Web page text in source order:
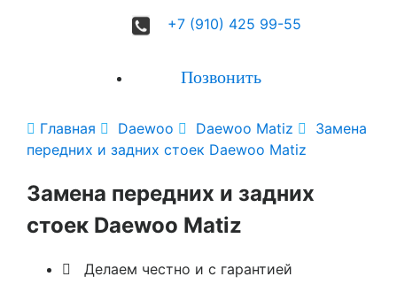
+7 (910) 425 99-55
Позвонить
 Главная  Daewoo  Daewoo Matiz 
Замена
передних и задних стоек Daewoo Matiz
Замена передних и задних
стоек Daewoo Matiz
 Делаем честно и с гарантией